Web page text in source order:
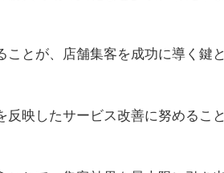
ことが、店舗集客を成功に導く鍵
反映したサービス改善に努めるこ